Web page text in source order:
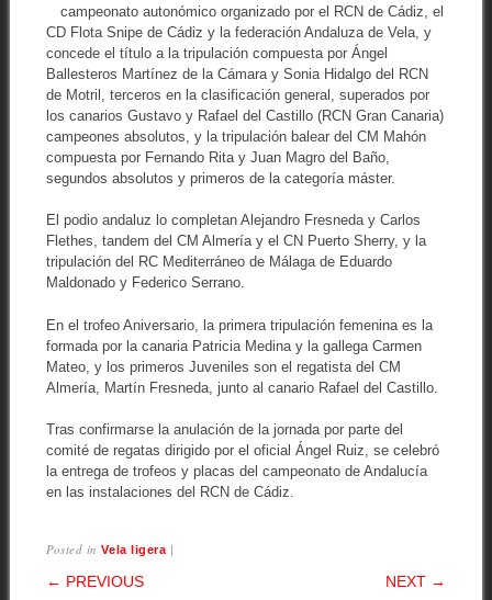
campeonato autonómico organizado por el RCN de Cádiz, el
CD Flota Snipe de Cádiz y la federación Andaluza de Vela, y
concede el título a la tripulación compuesta por Ángel
Ballesteros Martínez de la Cámara y Sonia Hidalgo del RCN
de Motril, terceros en la clasificación general, superados por
los canarios Gustavo y Rafael del Castillo (RCN Gran Canaria)
campeones absolutos, y la tripulación balear del CM Mahón
compuesta por Fernando Rita y Juan Magro del Baño,
segundos absolutos y primeros de la categoría máster.
El podio andaluz lo completan Alejandro Fresneda y Carlos
Flethes, tandem del CM Almería y el CN Puerto Sherry, y la
tripulación del RC Mediterráneo de Málaga de Eduardo
Maldonado y Federico Serrano.
En el trofeo Aniversario, la primera tripulación femenina es la
formada por la canaria Patricia Medina y la gallega Carmen
Mateo, y los primeros Juveniles son el regatista del CM
Almería, Martín Fresneda, junto al canario Rafael del Castillo.
Tras confirmarse la anulación de la jornada por parte del
comité de regatas dirigido por el oficial Ángel Ruiz, se celebró
la entrega de trofeos y placas del campeonato de Andalucía
en las instalaciones del RCN de Cádiz.
Posted inVela ligera |
POST NAVIGATION
← PREVIOUS NEXT →